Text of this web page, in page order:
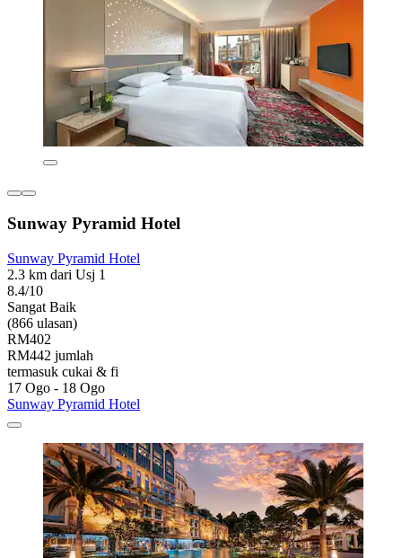
Sunway Pyramid Hotel
Sunway Pyramid Hotel
2.3 km dari Usj 1
8.4/10
Sangat Baik
(866 ulasan)
RM402
RM442 jumlah
termasuk cukai & fi
17 Ogo - 18 Ogo
Sunway Pyramid Hotel